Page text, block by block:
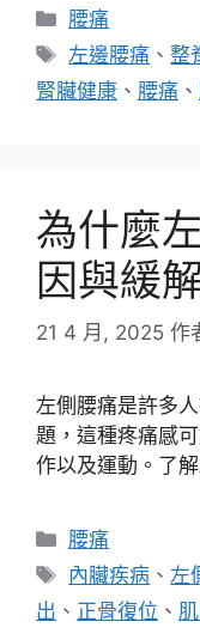
分
類
腰痛
標
籤
左邊腰痛 、整
腎臟健康 、 腰痛 、
為什麼
因與緩
21 4 月, 2025 作
左側腰痛是許多
題，這種疼痛感
作以及運動。了
分
類
腰痛
標
籤
內臟疾病 、左
出 、 正骨復位 、